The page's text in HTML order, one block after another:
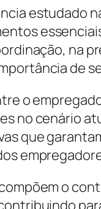
estudado
na
de
o
no cenário
que
o